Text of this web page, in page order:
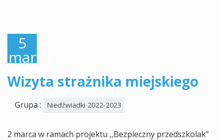
5
marca,
2023
Wizyta strażnika miejskiego
Grupa : Niedźwiadki 2022-2023
2 marca w ramach projektu ,,Bezpieczny przedszkolak”